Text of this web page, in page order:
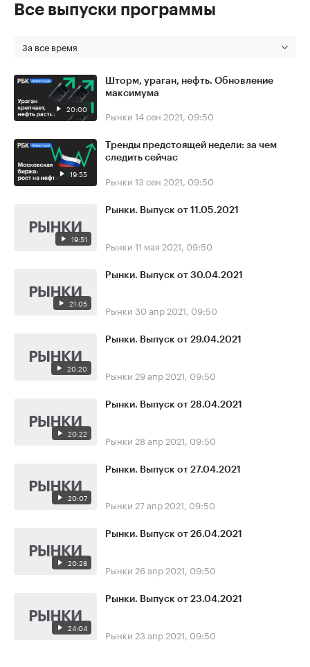
Все выпуски программы
За все время
20:00
Шторм, ураган, нефть. Обновление
максимума
Рынки 14 сен 2021, 09:50
19:55
Тренды предстоящей недели: за чем
следить сейчас
Рынки 13 сен 2021, 09:50
19:51
Рынки. Выпуск от 11.05.2021
Рынки 11 мая 2021, 09:50
21:05
Рынки. Выпуск от 30.04.2021
Рынки 30 апр 2021, 09:50
20:20
Рынки. Выпуск от 29.04.2021
Рынки 29 апр 2021, 09:50
20:22
Рынки. Выпуск от 28.04.2021
Рынки 28 апр 2021, 09:50
20:07
Рынки. Выпуск от 27.04.2021
Рынки 27 апр 2021, 09:50
20:28
Рынки. Выпуск от 26.04.2021
Рынки 26 апр 2021, 09:50
24:04
Рынки. Выпуск от 23.04.2021
Рынки 23 апр 2021, 09:50